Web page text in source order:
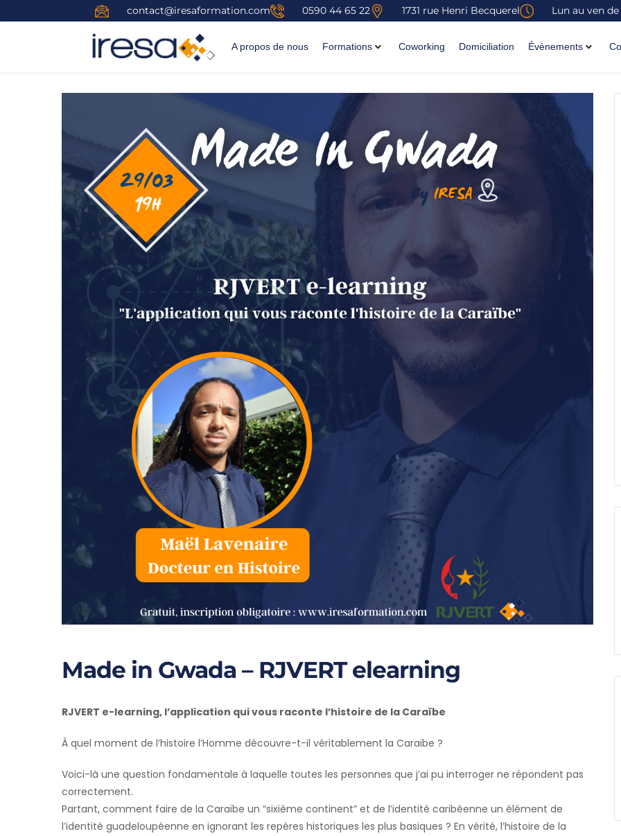
contact@iresaformation.com 0590 44 65 22 1731 rue Henri Becquerel Lun au ven
A propos de nous Formations Coworking Domiciliation Évènements
Made in Gwada – RJVERT elearning
RJVERT e-learning, l’application qui vous raconte l’histoire de la Caraïbe
À quel moment de l’histoire l’Homme découvre-t-il véritablement la Caraïbe ?
Voici-là une question fondamentale à laquelle toutes les personnes que j’ai pu interroger ne répondent pas
correctement.
Partant, comment faire de la Caraïbe un “sixième continent” et de l’identité caribéenne un élément de
l’identité guadeloupéenne en ignorant les repères historiques les plus basiques ? En vérité, l’histoire de la